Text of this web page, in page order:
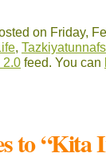
on Friday,
, Tazkiyatunnafs
2.0 feed. You can
to